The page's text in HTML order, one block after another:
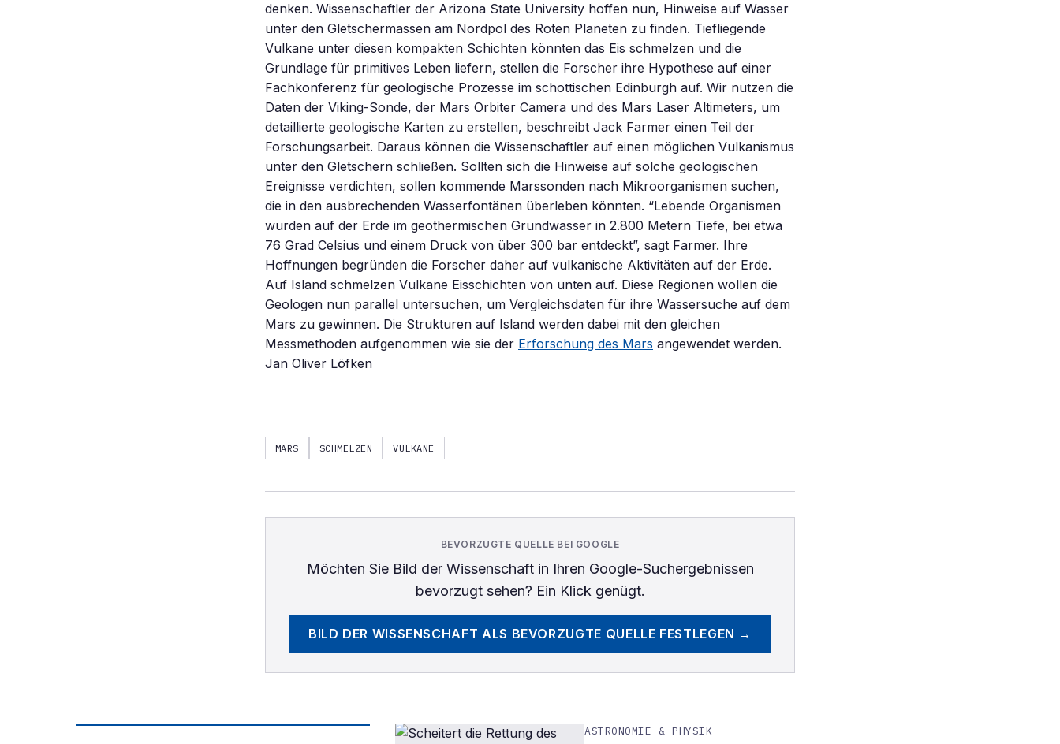
denken. Wissenschaftler der Arizona State University hoffen nun, Hinweise auf Wasser
unter den Gletschermassen am Nordpol des Roten Planeten zu finden. Tiefliegende
Vulkane unter diesen kompakten Schichten könnten das Eis schmelzen und die
Grundlage für primitives Leben liefern, stellen die Forscher ihre Hypothese auf einer
Fachkonferenz für geologische Prozesse im schottischen Edinburgh auf. Wir nutzen die
Daten der Viking-Sonde, der Mars Orbiter Camera und des Mars Laser Altimeters, um
detaillierte geologische Karten zu erstellen, beschreibt Jack Farmer einen Teil der
Forschungsarbeit. Daraus können die Wissenschaftler auf einen möglichen Vulkanismus
unter den Gletschern schließen. Sollten sich die Hinweise auf solche geologischen
Ereignisse verdichten, sollen kommende Marssonden nach Mikroorganismen suchen,
die in den ausbrechenden Wasserfontänen überleben könnten. “Lebende Organismen
wurden auf der Erde im geothermischen Grundwasser in 2.800 Metern Tiefe, bei etwa
76 Grad Celsius und einem Druck von über 300 bar entdeckt”, sagt Farmer. Ihre
Hoffnungen begründen die Forscher daher auf vulkanische Aktivitäten auf der Erde.
Auf Island schmelzen Vulkane Eisschichten von unten auf. Diese Regionen wollen die
Geologen nun parallel untersuchen, um Vergleichsdaten für ihre Wassersuche auf dem
Mars zu gewinnen. Die Strukturen auf Island werden dabei mit den gleichen
Messmethoden aufgenommen wie sie der Erforschung des Mars angewendet werden.
Jan Oliver Löfken
MARS SCHMELZEN VULKANE
BEVORZUGTE QUELLE BEI GOOGLE
Möchten Sie Bild der Wissenschaftin Ihren Google-Suchergebnissen
bevorzugt sehen? Ein Klick genügt.
BILD DER WISSENSCHAFT ALS BEVORZUGTE QUELLE FESTLEGEN →
ASTRONOMIE & PHYSIK